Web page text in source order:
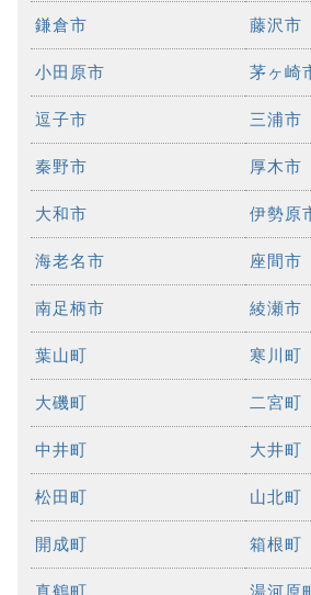
鎌倉市 藤沢市
小田原市 茅ヶ崎
逗子市 三浦市
秦野市 厚木市
大和市 伊勢原
海老名市 座間市
南足柄市 綾瀬市
葉山町 寒川町
大磯町 二宮町
中井町 大井町
松田町 山北町
開成町 箱根町
真鶴町 湯河原